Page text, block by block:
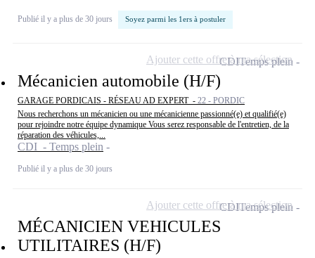
Publié il y a plus de 30 jours Soyez parmi les 1ers à postuler
Mécanicien automobile (H/F)
GARAGE PORDICAIS - RÉSEAU AD EXPERT - 22 - PORDIC
Nous recherchons un mécanicien ou une mécanicienne passionné(e) et qualifié(e)
pour rejoindre notre équipe dynamique Vous serez responsable de l'entretien, de la
réparation des véhicules,...
CDI - Temps plein
Publié il y a plus de 30 jours
CDITemps plein
Ajouter cette offre à ma sélection
MÉCANICIEN VEHICULES
UTILITAIRES (H/F)
CDITemps plein
Ajouter cette offre à ma sélection